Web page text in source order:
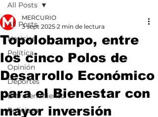
All Posts
Noticias
Política
Opinión
Deportes
Entretenimiento
Policiaca
All Posts
Topolobampo, entre
los cinco Polos de
Desarrollo Económico
para el Bienestar con
mayor inversión
MERCURIO
3 sept 2025 2 min de lectura